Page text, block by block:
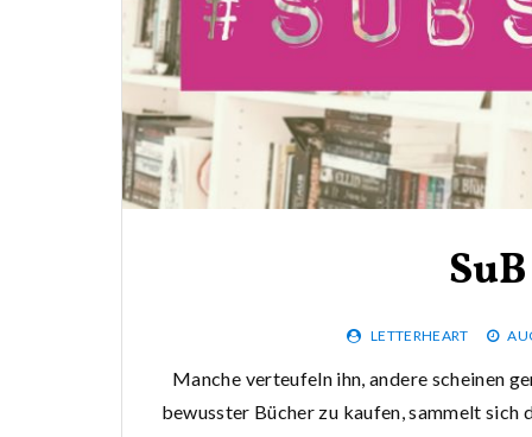
LETTERHEART
Manche verteufeln ihn, andere scheinen
bewusster Bücher zu kaufen, sammelt sich